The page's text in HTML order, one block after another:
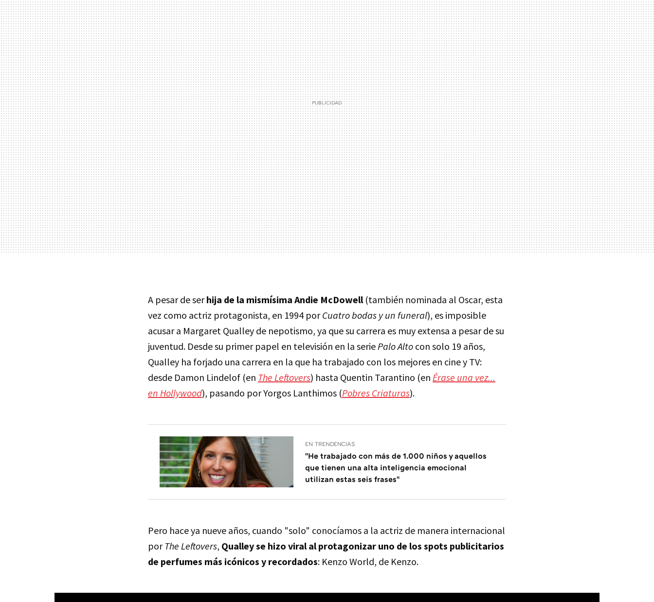
A pesar de serhija de la mismísima Andie McDowell (también nominada al Oscar, esta
vez como actriz protagonista, en 1994 porCuatro bodas y un funeral), es imposible
acusar a Margaret Qualley de nepotismo, ya que su carrera es muy extensa a pesar de su
juventud. Desde su primer papel en televisión en la serie Palo Alto con solo 19 años,
Qualley ha forjado una carrera en la que ha trabajado con los mejores en cine y TV:
desde Damon Lindelof (en The Leftovers) hasta Quentin Tarantino (en Érase una vez...
en Hollywood), pasando por Yorgos Lanthimos (Pobres Criaturas).
EN TRENDENCIAS
"He trabajado con más de 1.000 niños y aquellos
que tienen una alta inteligencia emocional
utilizan estas seis frases"
Pero hace ya nueve años, cuando "solo" conocíamos a la actriz de manera internacional
por The Leftovers, Qualley se hizo viral al protagonizar uno de los spots publicitarios
de perfumes más icónicos y recordados: Kenzo World, de Kenzo.